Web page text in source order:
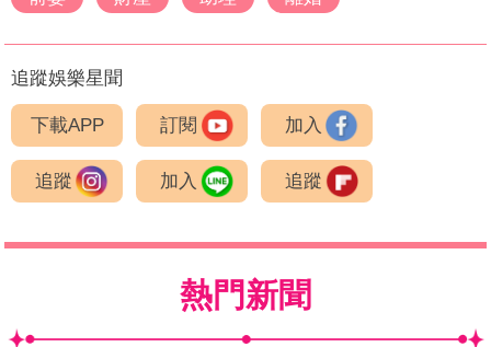
追蹤娛樂星聞
下載APP 訂閱 加入
追蹤 加入 追蹤
熱門新聞